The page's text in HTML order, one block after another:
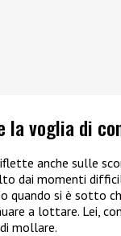
la voglia di
anche sulle
dai momenti
quando si è sotto
a lottare. Lei,
mollare.